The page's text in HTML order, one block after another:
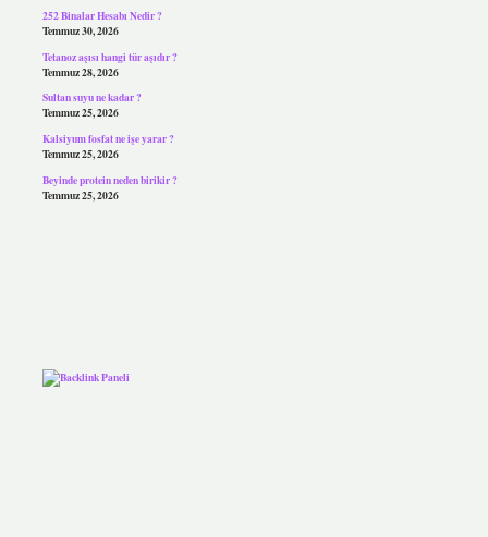
252 Binalar Hesabı Nedir ?
Temmuz 30, 2026
Tetanoz aşısı hangi tür aşıdır ?
Temmuz 28, 2026
Sultan suyu ne kadar ?
Temmuz 25, 2026
Kalsiyum fosfat ne işe yarar ?
Temmuz 25, 2026
Beyinde protein neden birikir ?
Temmuz 25, 2026